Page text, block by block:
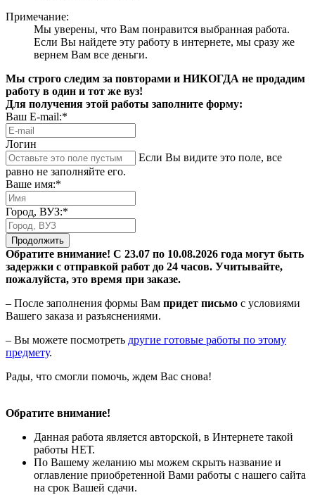
Примечание:
Мы уверены, что Вам понравится выбранная работа.
Если Вы найдете эту работу в интернете, мы сразу же
вернем Вам все деньги.
Мы строго следим за повторами и НИКОГДА не продадим
работу в один и тот же вуз!
Для получения этой работы заполните форму:
Ваш E-mail:*
Логин
Если Вы видите это поле, все
равно не заполняйте его.
Ваше имя:*
Город, ВУЗ:*
Продолжить
Обратите внимание! С 23.07 по 10.08.2026 года могут быть
задержки с отправкой работ до 24 часов. Учитывайте,
пожалуйста, это время при заказе.
– После заполнения формы Вам придет письмо с условиями
Вашего заказа и разъяснениями.
– Вы можете посмотреть другие готовые работы по этому
предмету.
Рады, что смогли помочь, ждем Вас снова!
Обратите внимание!
Данная работа является авторской, в Интернете такой
работы НЕТ.
По Вашему желанию мы можем скрыть название и
оглавление приобретенной Вами работы с нашего сайта
на срок Вашей сдачи.